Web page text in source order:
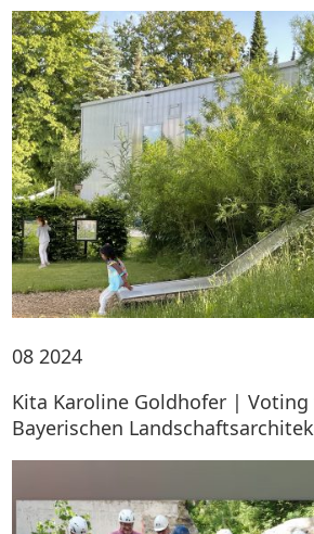
08 2024
Kita Karoline Goldhofer | Voting
Bayerischen